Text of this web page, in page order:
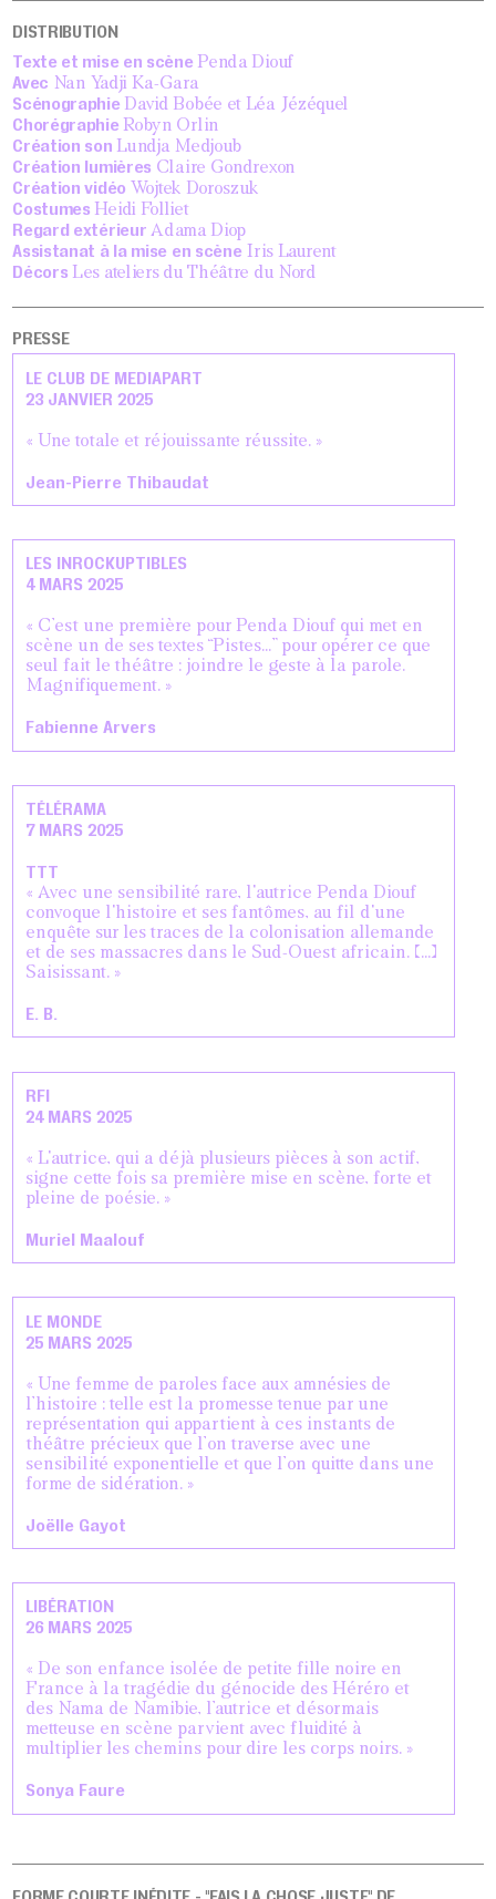
DISTRIBUTION
Texte et mise en scène Penda Diouf
Avec Nan Yadji Ka-Gara
Scénographie David Bobée et Léa Jézéquel
Chorégraphie Robyn Orlin
Création son Lundja Medjoub
Création lumières Claire Gondrexon
Création vidéo Wojtek Doroszuk
Costumes Heidi Folliet
Regard extérieur Adama Diop
Assistanat à la mise en scène Iris Laurent
Décors Les ateliers du Théâtre du Nord
PRESSE
LE CLUB DE MEDIAPART
23 JANVIER 2025
« Une totale et réjouissante réussite. »
Jean-Pierre Thibaudat
LES INROCKUPTIBLES
4 MARS 2025
« C’est une première pour Penda Diouf qui met en
scène un de ses textes “Pistes…” pour opérer ce que
seul fait le théâtre : joindre le geste à la parole.
Magnifiquement. »
Fabienne Arvers
TÉLÉRAMA
7 MARS 2025
TTT
« Avec une sensibilité rare, l'autrice Penda Diouf
convoque l'histoire et ses fantômes, au fil d'une
enquête sur les traces de la colonisation allemande
et de ses massacres dans le Sud-Ouest africain. [...]
Saisissant. »
E. B.
RFI
24 MARS 2025
« L'autrice, qui a déjà plusieurs pièces à son actif,
signe cette fois sa première mise en scène, forte et
pleine de poésie. »
Muriel Maalouf
LE MONDE
25 MARS 2025
« Une femme de paroles face aux amnésies de
l’histoire : telle est la promesse tenue par une
représentation qui appartient à ces instants de
théâtre précieux que l’on traverse avec une
sensibilité exponentielle et que l’on quitte dans une
forme de sidération. »
Joëlle Gayot
LIBÉRATION
26 MARS 2025
« De son enfance isolée de petite fille noire en
France à la tragédie du génocide des Héréro et
des Nama de Namibie, l’autrice et désormais
metteuse en scène parvient avec fluidité à
multiplier les chemins pour dire les corps noirs. »
Sonya Faure